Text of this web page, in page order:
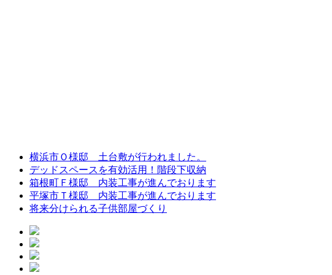
横浜市Ｏ様邸 土台敷が行われました。
デッドスペースを有効活用！階段下収納
箱根町Ｆ様邸 内装工事が進んでおります
平塚市Ｔ様邸 内装工事が進んでおります
将来分けられる子供部屋づくり